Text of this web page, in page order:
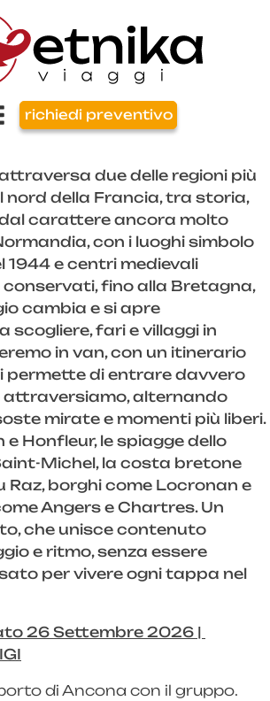
richiedi preventivo
due delle regioni più
nord della Francia, tra storia,
carattere ancora molto
con i luoghi simbolo
1944 e centri medievali
fino alla Bretagna,
cambia e si apre
scogliere, fari e villaggi in
in van, con un itinerario
permette di entrare davvero
attraversiamo, alternando
mirate e momenti più liberi.
e Honfleur, le spiagge dello
Michel, la costa bretone
Raz, borghi come Locronan e
Angers e Chartres. Un
che unisce contenuto
e ritmo, senza essere
per vivere ogni tappa nel
26 Settembre 2026 |
di Ancona con il gruppo.